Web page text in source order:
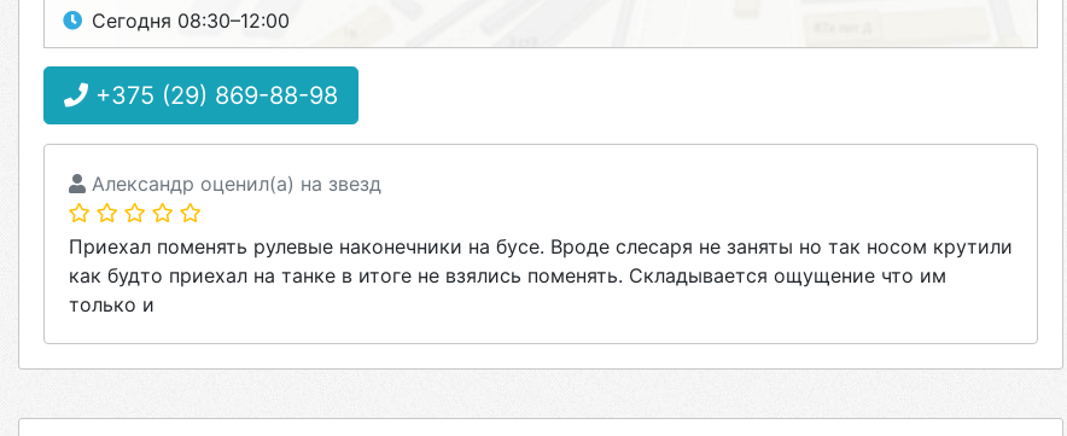
Сегодня 08:30–12:00
+375 (29) 869-88-98
Александр оценил(а) на звезд
Приехал поменять рулевые наконечники на бусе. Вроде слесаря не заняты но так носом крутили
как будто приехал на танке в итоге не взялись поменять. Складывается ощущение что им
только и